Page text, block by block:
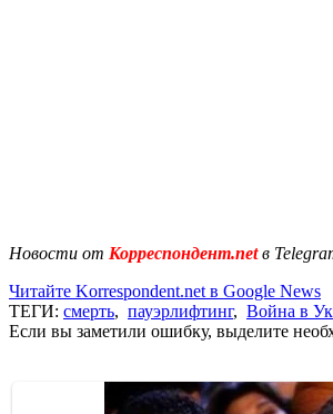
Новости от Корреспондент.netв
Читайте Korrespondent.net в Google News
ТЕГИ: смерть, пауэрлифтинг, Война в
Если вы заметили ошибку, выделите